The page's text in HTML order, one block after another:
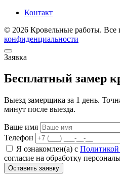
Контакт
© 2026 Кровельные работы. Все
конфиденциальности
Заявка
Бесплатный замер
Выезд замерщика за 1 день.
минут после выезда.
Ваше имя
Телефон
Я ознакомлен(а) с Политикой
согласие на обработку